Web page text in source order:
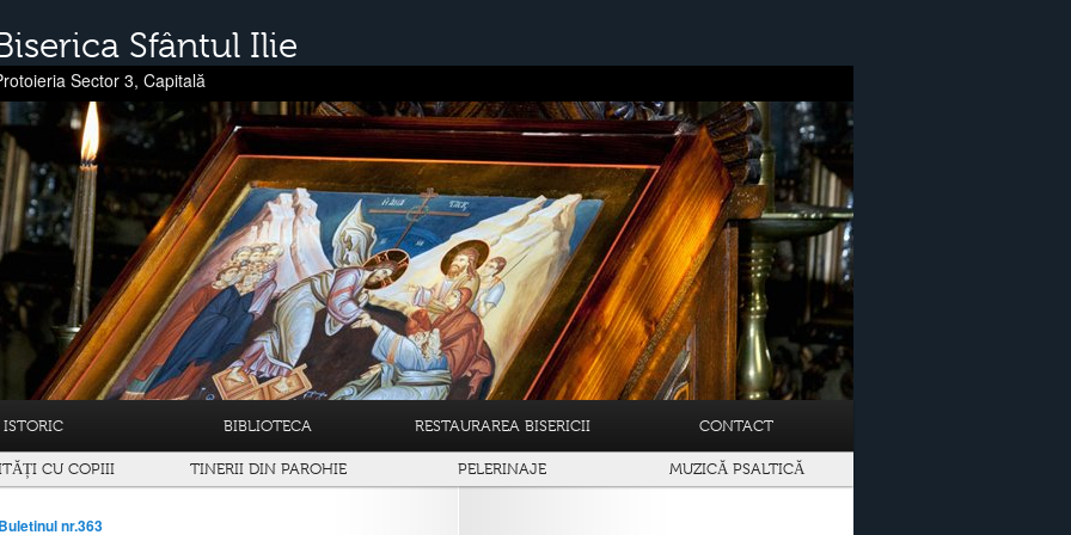
Sfântul Ilie
Sector 3, Capitală
ISTORIC BIBLIOTECA RESTAURAREA BISERICII CONTACT
CU COPIII TINERII DIN PAROHIE PELERINAJE MUZICĂ PSALTICĂ
Buletinul nr.363